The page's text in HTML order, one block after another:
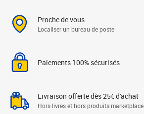
Proche de vous
Localiser un bureau de poste
Paiements 100% sécurisés
Livraison offerte dès 25€ d'achat
Hors livres et hors produits marketplace